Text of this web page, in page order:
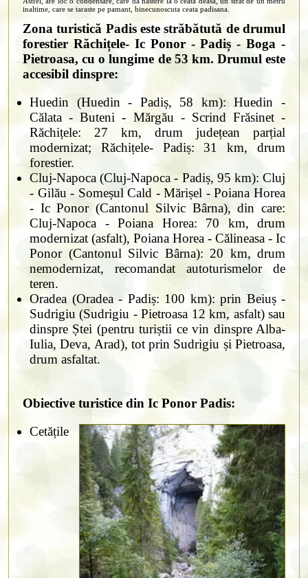
inaltime, care se taraste pe pamant, binecunoscuta ceata padisana.
Zona turistică Padis este străbătută de drumul
forestier Răchițele- Ic Ponor - Padiș - Boga -
Pietroasa, cu o lungime de 53 km. Drumul este
accesibil dinspre:
Huedin (Huedin - Padiș, 58 km): Huedin -
Călata - Buteni - Mărgău - Scrind Frăsinet -
Răchițele: 27 km, drum județean parțial
modernizat; Răchițele- Padiș: 31 km, drum
forestier.
Cluj-Napoca (Cluj-Napoca - Padiș, 95 km): Cluj
- Gilău - Someșul Cald - Mărișel - Poiana Horea
- Ic Ponor (Cantonul Silvic Bârna), din care:
Cluj-Napoca - Poiana Horea: 70 km, drum
modernizat (asfalt), Poiana Horea - Călineasa - Ic
Ponor (Cantonul Silvic Bârna): 20 km, drum
nemodernizat, recomandat autoturismelor de
teren.
Oradea (Oradea - Padiș: 100 km): prin Beiuș -
Sudrigiu (Sudrigiu - Pietroasa 12 km, asfalt) sau
dinspre Ștei (pentru turiștii ce vin dinspre Alba-
Iulia, Deva, Arad), tot prin Sudrigiu și Pietroasa,
drum asfaltat.
Obiective turistice din Ic Ponor Padis:
Cetățile